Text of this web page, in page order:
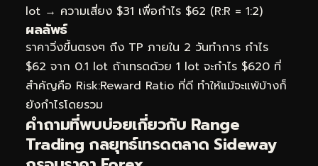
lot → ความเสี่ยง $31 เพื่อกำไร $62 (R:R = 1:2)
ผลลัพธ์
ราคาวิ่งขึ้นตรงๆ ถึง TP ภายใน 2 วันทำการ กำไร
$62 จาก 0.1 lot ถ้าเทรดด้วย 1 lot จะกำไร $620 ที่
สำคัญคือ Risk:Reward Ratio ที่ดี ทำให้แม้จะแพ้บ้างก็
ยังกำไรโดยรวม
คำถามที่พบบ่อยเกี่ยวกับ Range
Trading กลยุทธ์เทรดตลาด Sideway